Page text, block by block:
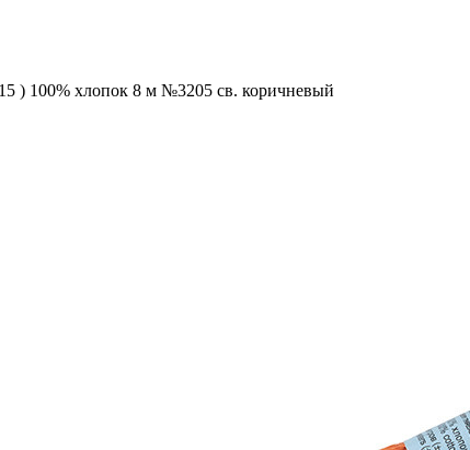
) 100% хлопок 8 м №3205 св. коричневый